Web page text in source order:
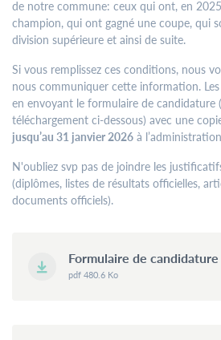
Un rendez-vous en dehors des plages
demandé par email ou par téléphone
respectifs.
Les bureaux du Service Urbanisme et
resteront fermés au public les après-midis.
Contactez-
nous
Tél. +352 55 05 74-1
de notre commune: ceux qui ont, en
champion, qui ont gagné une coupe, qui
division supérieure et ainsi de suite.
Si vous remplissez ces conditions, nous
nous communiquer cette information.
en envoyant le formulaire de candidature
téléchargement ci-dessous) avec une
jusqu’au 31 janvier 2026 à
N'oubliez svp pas de joindre les
(diplômes, listes de résultats officielles,
documents officiels).
Formulaire de
pdf 480.6 Ko